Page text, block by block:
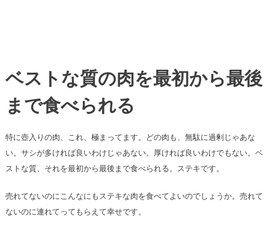
ベストな質の肉を最初から最後
まで食べられる
特に壺入りの肉、これ、極まってます。どの肉も、無駄に過剰じゃあな
い。サシが多ければ良いわけじゃあない。厚ければ良いわけでもない。ベ
ストな質、それを最初から最後まで食べられる。ステキです。
売れてないのにこんなにもステキな肉を食べてよいのでしょうか。売れて
ないのに連れてってもらえて幸せです。